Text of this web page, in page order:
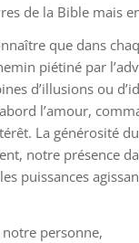
de la Bible mais
que dans
piétiné par
d’illusions ou
l’amour,
La générosité
notre présence
puissances
personne,